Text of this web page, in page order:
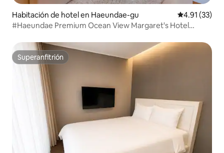
Habitación de hotel en Haeundae-gu Calificación
4.91 (33)
#Haeundae Premium Ocean View Margaret's Hotel
balcones#En el centro
Superanfitrión
Superanfitrión